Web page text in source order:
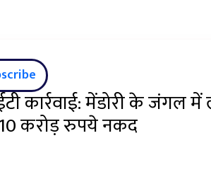
कार्रवाई: मेंडोरी के जंगल में
करोड़ रुपये नकद